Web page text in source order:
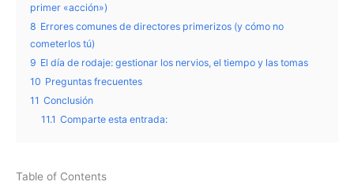
primer «acción»)
8 Errores comunes de directores primerizos (y cómo no
cometerlos tú)
9 El día de rodaje: gestionar los nervios, el tiempo y las tomas
10 Preguntas frecuentes
11 Conclusión
11.1 Comparte esta entrada:
Table of Contents